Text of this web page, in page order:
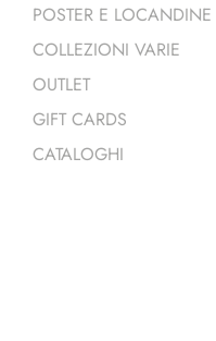
POSTER E LOCANDINE
COLLEZIONI VARIE
OUTLET
GIFT CARDS
CATALOGHI